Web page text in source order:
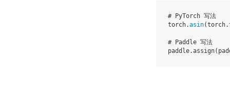
# PyTorch 写法
torch.asin(torch.
# Paddle 写法
paddle.assign(